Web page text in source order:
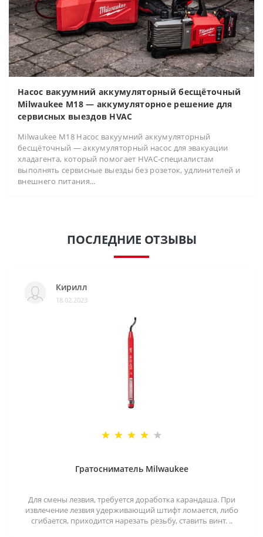
Насос вакуумний аккумуляторный бесщёточный
Milwaukee M18 — аккумуляторное решение для
сервисных выездов HVAC
Milwaukee M18 Насос вакуумний аккумуляторный
бесщёточный — аккумуляторный насос для эвакуации
хладагента, который помогает HVAC-специалистам
выполнять сервисные выезды без розеток, удлинителей и
внешнего питания...
ПОСЛЕДНИЕ ОТЗЫВЫ
Кирилл
18.02.2023
Гратосниматель Milwaukee
Для смены лезвия, требуется доработка карандаша. При
извлечение лезвия удерживающий штифт ломается, либо
сгибается, приходится нарезать резьбу, ставить винт. ..